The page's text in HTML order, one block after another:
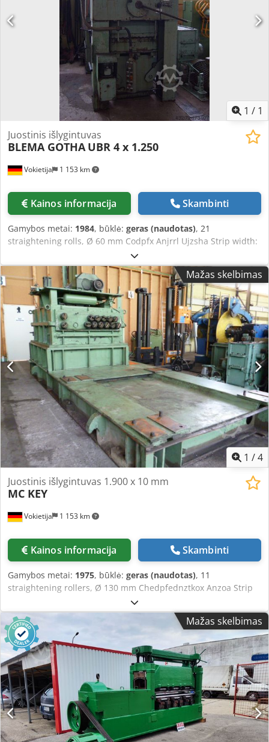
1 / 1
Vokietija 1 153 km
Juostinis išlygintuvas
BLEMA GOTHA UBR 4 x 1.250
Kainos informacija Skambinti
Gamybos metai: 1984, būklė: geras (naudotas), 21
straightening rolls, Ø 60 mm Codpfx Anjrrl Ujzsha Strip width:
max. 1,250 mm Strip thickness: 0.6 – 4 mm
Mažas skelbimas
1 /4
Vokietija 1 153 km
Juostinis išlygintuvas 1.900 x 10 mm
MC KEY
Kainos informacija Skambinti
Gamybos metai: 1975, būklė: geras (naudotas), 11
straightening rollers, Ø 130 mm Chedpfednztkox Anzoa Strip
width: max. 1,900 mm Strip thickness: max. 10 mm
Mažas skelbimas